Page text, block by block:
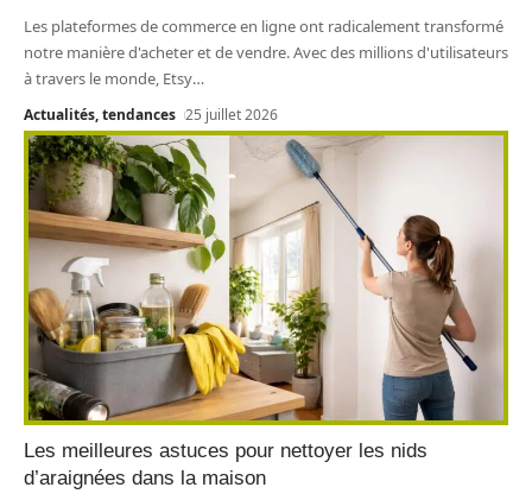
Les plateformes de commerce en ligne ont radicalement transformé
notre manière d'acheter et de vendre. Avec des millions d'utilisateurs
à travers le monde, Etsy…
Actualités, tendances 25 juillet 2026
Les meilleures astuces pour nettoyer les nids
d’araignées dans la maison